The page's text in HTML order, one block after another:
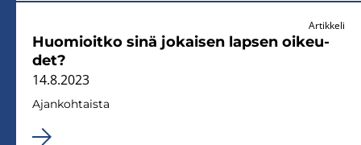
Artikkeli
Huo­mioit­ko sinä jo­kai­sen lap­sen oi­keu­
det?
14.8.2023
Ajan­koh­tais­ta